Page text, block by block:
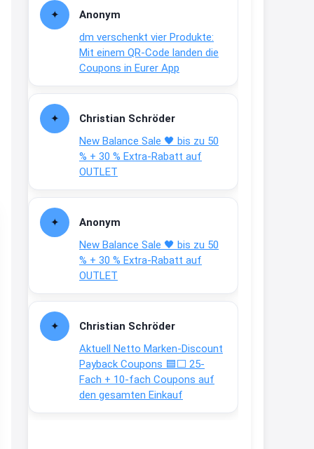
Anonym
dm verschenkt vier Produkte:
Mit einem QR-Code landen die
Coupons in Eurer App
Christian Schröder
New Balance Sale 🖤 bis zu 50
% + 30 % Extra-Rabatt auf
OUTLET
Anonym
New Balance Sale 🖤 bis zu 50
% + 30 % Extra-Rabatt auf
OUTLET
Christian Schröder
Aktuell Netto Marken-Discount
Payback Coupons 🟦⬜ 25-
Fach + 10-fach Coupons auf
den gesamten Einkauf
www.linda.de/vorteile/coupons/...
2:21
↩
Gratis Hitzewarn-Aufkleber /
verfärbt sich ab 28 Grad /siehe
Text weiter unten
shop.bioeg.de/aufkleber-
achtun...
↩
Joachim
Gratis personalisierte 7-Tage
Ration Micronährstoffe/ Vitamine
↩
Joachim